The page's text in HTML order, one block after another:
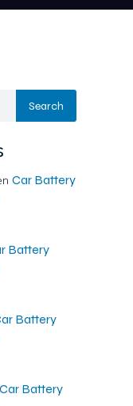
Search
Car Battery
Battery
Battery
Car Battery